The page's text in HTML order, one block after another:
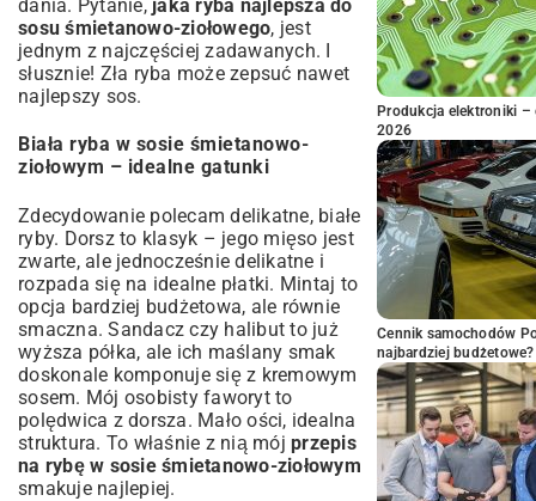
dania. Pytanie, jaka ryba najlepsza do
sosu śmietanowo-ziołowego, jest
jednym z najczęściej zadawanych. I
słusznie! Zła ryba może zepsuć nawet
najlepszy sos.
Biała ryba w sosie śmietanowo-
ziołowym – idealne gatunki
Zdecydowanie polecam delikatne, białe
ryby. Dorsz to klasyk – jego mięso jest
zwarte, ale jednocześnie delikatne i
rozpada się na idealne płatki. Mintaj to
opcja bardziej budżetowa, ale równie
smaczna. Sandacz czy halibut to już
wyższa półka, ale ich maślany smak
doskonale komponuje się z kremowym
sosem. Mój osobisty faworyt to
polędwica z dorsza. Mało ości, idealna
struktura. To właśnie z nią mój przepis
na rybę w sosie śmietanowo-ziołowym
smakuje najlepiej.
Produkcja elektroniki –
2026
Cennik samochodów
najbardziej budżetowe?